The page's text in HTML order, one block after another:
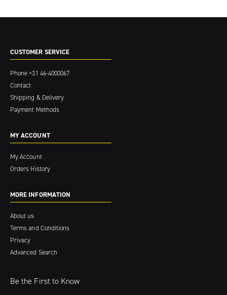
CUSTOMER SERVICE
Phone+31 46-4000067
Contact
Shipping & Delivery
Payment Methods
MY ACCOUNT
My Account
Orders History
MORE INFORMATION
About us
Terms and Conditions
Privacy
Advanced Search
Be the First to Know